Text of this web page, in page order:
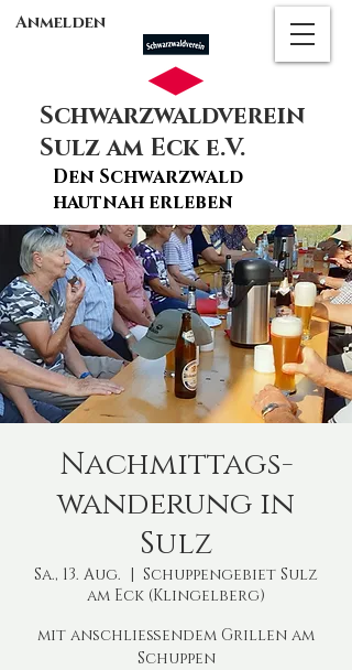
Anmelden
Schwarzwaldverein
Sulz am Eck e.V.
Den Schwarzwald
hautnah erleben
Nachmittags-
wanderung in
Sulz
Sa., 13. Aug.
  |
Schuppengebiet Sulz
am Eck (Klingelberg)
mit anschließendem Grillen am
Schuppen